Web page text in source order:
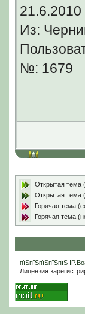
21.6.2010
Из:
№: 1679
Открытая тема
Открытая тема
Горячая тема
Горячая тема
пїЅпїЅпїЅпїЅпїЅ
Лицензия